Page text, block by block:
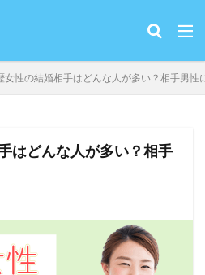
女性の結婚相手はどんな人が多い？相手男性
はどんな人が多い？相手